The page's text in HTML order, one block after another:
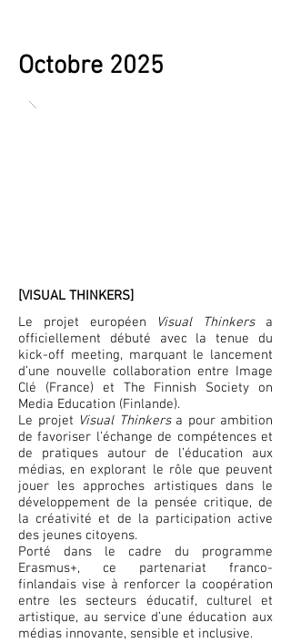
Octobre 2025
[VISUAL THINKERS]
Le projet européen
Visual Thinkersa
officiellement débuté avec la tenue du
kick-off meeting, marquant le lancement
d’une nouvelle collaboration entre Image
Clé (France) et The Finnish Society on
Media Education (Finlande).
Le projet Visual Thinkersa pour ambition
de favoriser l’échange de compétences et
de pratiques autour de l’éducation aux
médias, en explorant le rôle que peuvent
jouer les approches artistiques dans le
développement de la pensée critique, de
la créativité et de la participation active
des jeunes citoyens.
Porté dans le cadre du programme
Erasmus+, ce partenariat franco-
finlandais vise à renforcer la coopération
entre les secteurs éducatif, culturel et
artistique, au service d’une éducation aux
médias innovante, sensible et inclusive.